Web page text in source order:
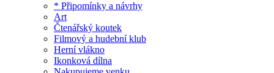
* Připomínky a návrhy
Art
Čtenářský koutek
Filmový a hudební klub
Herní vlákno
Ikonková dílna